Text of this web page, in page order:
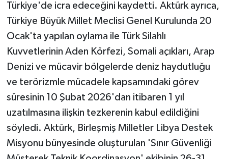
Türkiye'de icra edeceğini kaydetti. Aktürk ayrıca,
Türkiye Büyük Millet Meclisi Genel Kurulunda 20
Ocak'ta yapılan oylama ile Türk Silahlı
Kuvvetlerinin Aden Körfezi, Somali açıkları, Arap
Denizi ve mücavir bölgelerde deniz haydutluğu
ve terörizmle mücadele kapsamındaki görev
süresinin 10 Şubat 2026'dan itibaren 1 yıl
uzatılmasına ilişkin tezkerenin kabul edildiğini
söyledi. Aktürk, Birleşmiş Milletler Libya Destek
Misyonu bünyesinde oluşturulan 'Sınır Güvenliği